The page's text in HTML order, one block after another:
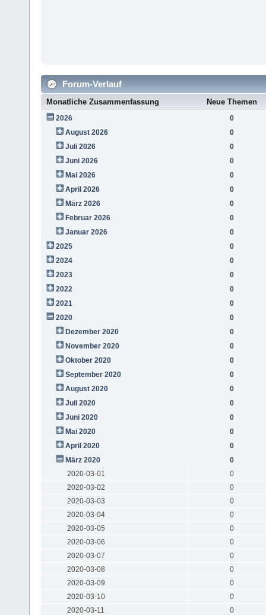
Forum-Verlauf
Monatliche Zusammenfassung Neue Themen
2026
0
August 2026
0
Juli 2026
0
Juni 2026
0
Mai 2026
0
April 2026
0
März 2026
0
Februar 2026
0
Januar 2026
0
2025
0
2024
0
2023
0
2022
0
2021
0
2020
0
Dezember 2020
0
November 2020
0
Oktober 2020
0
September 2020
0
August 2020
0
Juli 2020
0
Juni 2020
0
Mai 2020
0
April 2020
0
März 2020
0
2020-03-01
0
2020-03-02
0
2020-03-03
0
2020-03-04
0
2020-03-05
0
2020-03-06
0
2020-03-07
0
2020-03-08
0
2020-03-09
0
2020-03-10
0
2020-03-11
0